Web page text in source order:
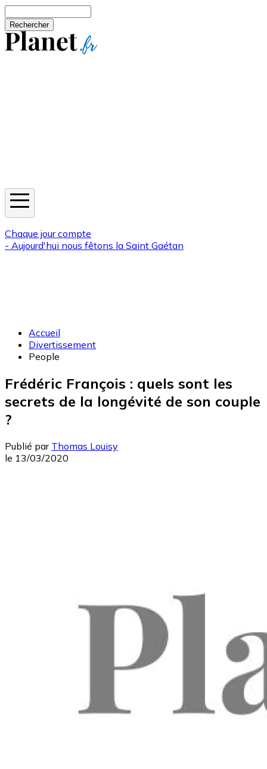
Chaque jour compte
- Aujourd'hui nous fêtons la Saint Gaétan
Accueil
Divertissement
People
Frédéric François : quels sont les
secrets de la longévité de son couple
?
Publié par Thomas Louisy
le 13/03/2020